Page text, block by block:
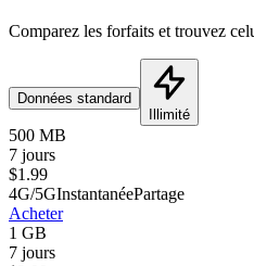
Comparez les forfaits et trouvez
Données standard
Illimité
500 MB
7 jours
$1.99
4G/5GInstantanéePartage
Acheter
1 GB
7 jours